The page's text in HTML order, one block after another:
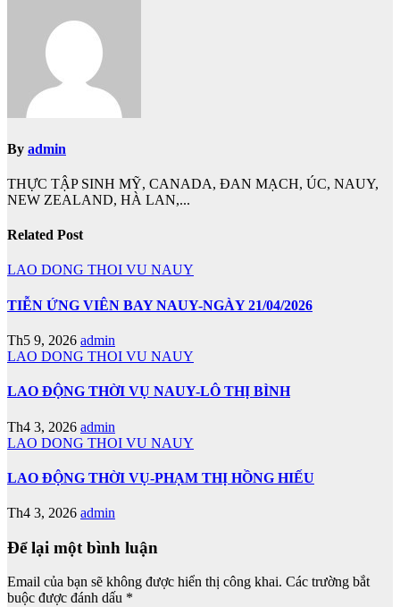
By admin
THỰC TẬP SINH MỸ, CANADA, ĐAN MẠCH, ÚC, NAUY,
NEW ZEALAND, HÀ LAN,...
Related Post
LAO DONG THOI VU NAUY
TIỄN ỨNG VIÊN BAY NAUY-NGÀY 21/04/2026
Th5 9, 2026 admin
LAO DONG THOI VU NAUY
LAO ĐỘNG THỜI VỤ NAUY-LÔ THỊ BÌNH
Th4 3, 2026 admin
LAO DONG THOI VU NAUY
LAO ĐỘNG THỜI VỤ-PHẠM THỊ HỒNG HIẾU
Th4 3, 2026 admin
Để lại một bình luận
Email của bạn sẽ không được hiển thị công khai. Các trường bắt
buộc được đánh dấu *